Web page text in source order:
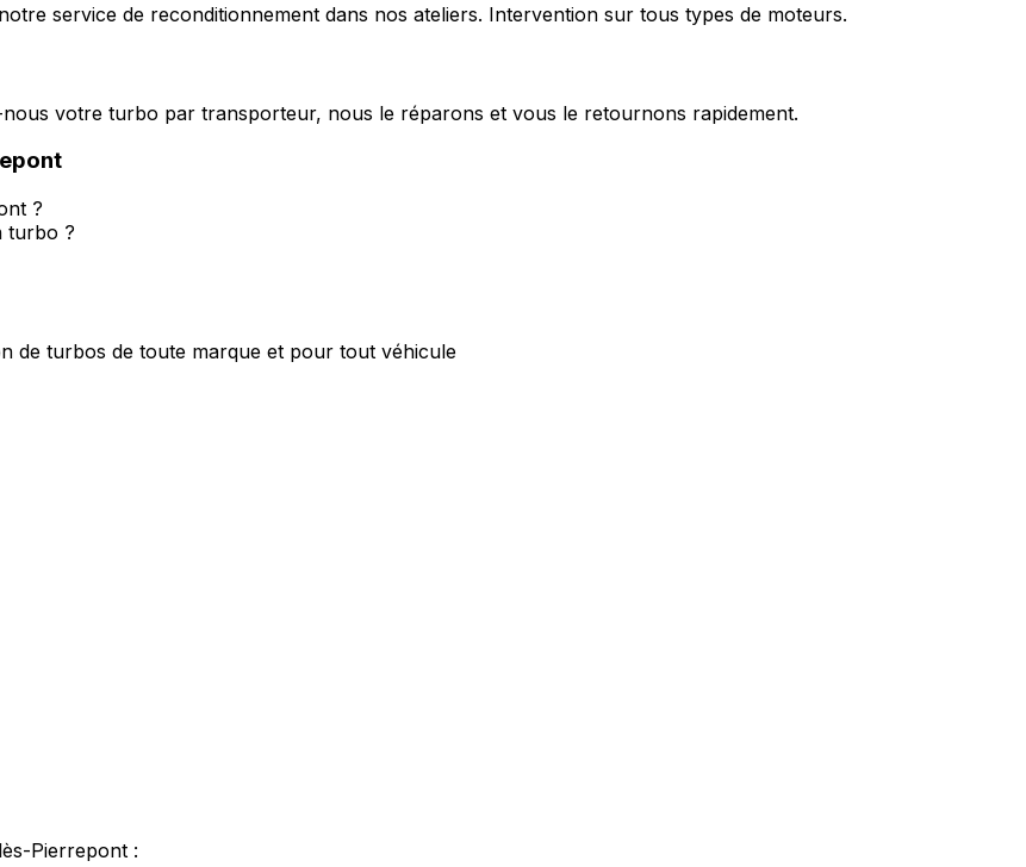
service de reconditionnement dans nos ateliers. Intervention sur tous types de moteurs.
votre turbo par transporteur, nous le réparons et vous le retournons rapidement.
?
turbo ?
de turbos de toute marque et pour tout véhicule
Pierrepont :